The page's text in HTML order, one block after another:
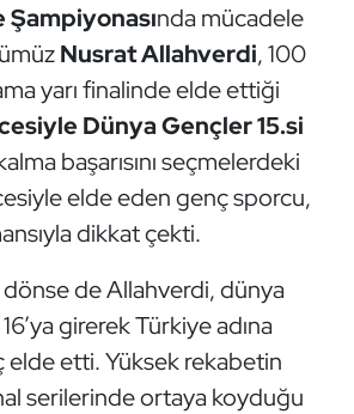
nda mücadele
Nusrat Allahverdi, 100
yarı finalinde elde ettiği
Dünya Gençler 15.si
başarısını seçmelerdeki
elde eden genç sporcu,
dikkat çekti.
dönse de Allahverdi, dünya
girerek Türkiye adına
etti. Yüksek rekabetin
serilerinde ortaya koyduğu